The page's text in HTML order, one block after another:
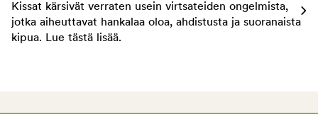
Kissat kärsivät verraten usein virtsateiden ongelmista,
jotka aiheuttavat hankalaa oloa, ahdistusta ja suoranaista
kipua. Lue tästä lisää.